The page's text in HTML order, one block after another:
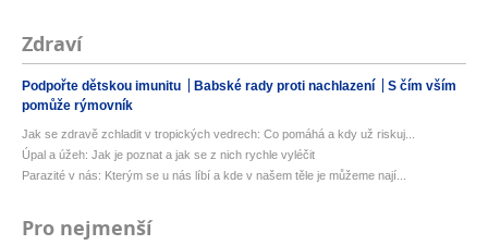
Zdraví
Podpořte dětskou imunitu Babské rady proti nachlazení
S čím vším
pomůže rýmovník
Jak se zdravě zchladit v tropických vedrech: Co pomáhá a kdy už riskuj...
Úpal a úžeh: Jak je poznat a jak se z nich rychle vyléčit
Parazité v nás: Kterým se u nás líbí a kde v našem těle je můžeme nají...
Pro nejmenší